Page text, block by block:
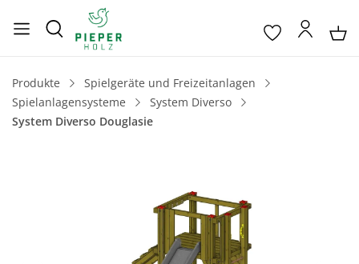
Produkte
Spielgeräte und Freizeitanlagen
Spielanlagensysteme
System Diverso
System Diverso Douglasie